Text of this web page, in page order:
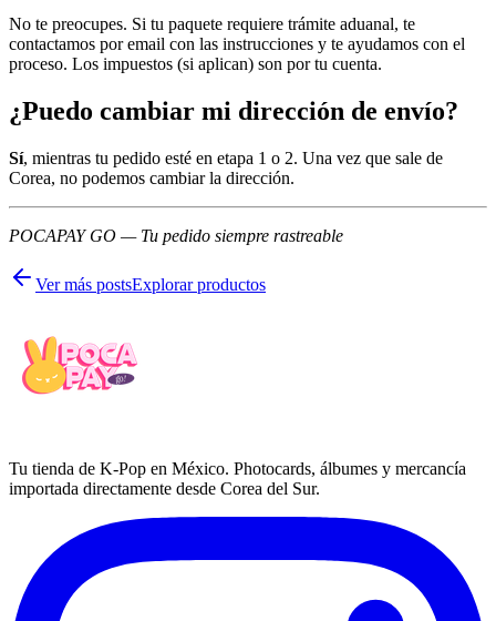
No te preocupes. Si tu paquete requiere trámite aduanal, te
contactamos por email con las instrucciones y te ayudamos con el
proceso. Los impuestos (si aplican) son por tu cuenta.
¿Puedo cambiar mi dirección de envío?
Sí, mientras tu pedido esté en etapa 1 o 2. Una vez que sale de
Corea, no podemos cambiar la dirección.
POCAPAY GO — Tu pedido siempre rastreable
Ver más postsExplorar productos
Tu tienda de K-Pop en México. Photocards, álbumes y mercancía
importada directamente desde Corea del Sur.